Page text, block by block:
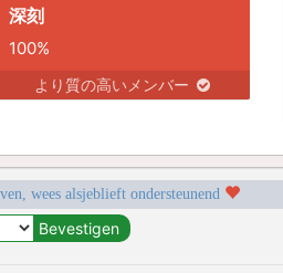
深刻
100%
より質の高いメンバー
wees alsjeblieft ondersteunend